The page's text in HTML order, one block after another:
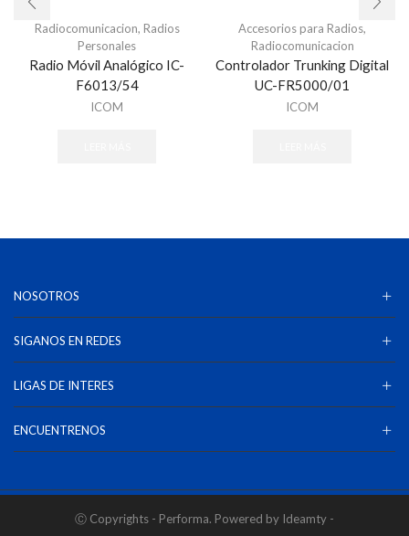
Radiocomunicacion, Radios
Personales
Radio Móvil Analógico IC-
F6013/54
ICOM
Accesorios para Radios,
Radiocomunicacion
Controlador Trunking Digital
UC-FR5000/01
ICOM
NOSOTROS
SIGANOS EN REDES
LIGAS DE INTERES
ENCUENTRENOS
Ⓒ Copyrights - Performa. Powered by Ideamty -